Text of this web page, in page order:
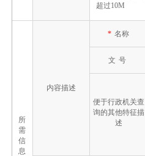
超过10M
所
需
信
息
内容描述
* 名称
文号
便于行政机关查
询的其他特征描
述